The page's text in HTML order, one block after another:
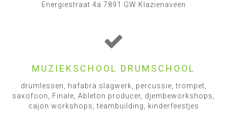
Energiestraat 4a 7891 GW Klazienaveen
MUZIEKSCHOOL DRUMSCHOOL
drumlessen, hafabra slagwerk, percussie, trompet,
saxofoon, Finale, Ableton producer, djembeworkshops,
cajon workshops, teambuilding, kinderfeestjes